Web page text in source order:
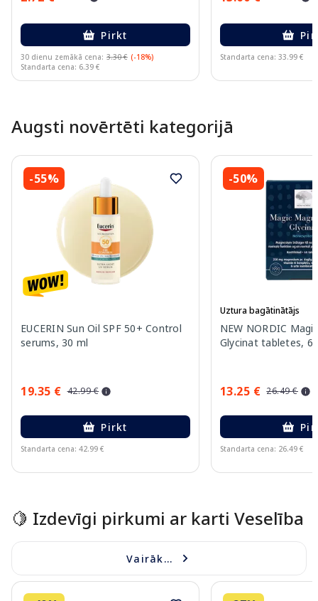
Pirkt
30 dienu zemākā cena: 3.30 € (-18%)
Standarta cena: 6.39 €
Standarta cena: 33.99 €
Augsti novērtēti kategorijā
-55%
EUCERIN Sun Oil SPF 50+ Control
serums, 30 ml
19.35 € 42.99 €
Pirkt
Standarta cena: 42.99 €
-50%
Uztura bagātinātājs
NEW NORDIC
Glycinat tabletes,
13.25 € 26.49 €
Standarta cena: 26.49 €
🍋 Izdevīgi pirkumi ar karti Veselība
Vairāk...